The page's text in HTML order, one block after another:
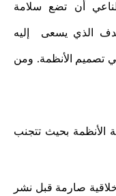
أن تضع سلامة
الذي يسعى إليه
تصميم الأنظمة. ومن
الأنظمة بحيث تتجنب
صارمة قبل نشر